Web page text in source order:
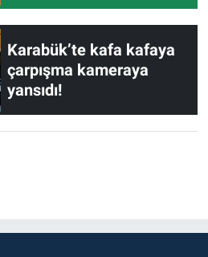
Karabük’te kafa kafaya
çarpışma kameraya
yansıdı!